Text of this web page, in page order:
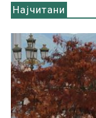
Најчитани